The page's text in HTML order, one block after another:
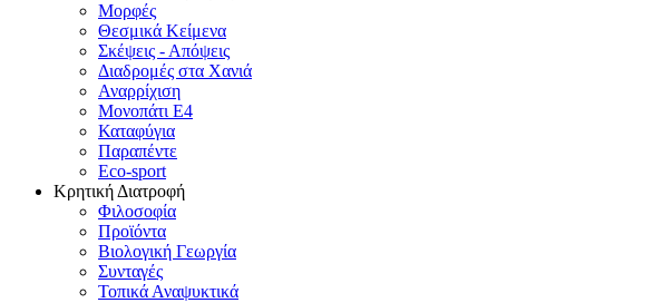
Μορφές
Θεσμικά Κείμενα
Σκέψεις - Απόψεις
Διαδρομές στα Χανιά
Αναρρίχιση
Μονοπάτι Ε4
Καταφύγια
Παραπέντε
Eco-sport
Κρητική Διατροφή
Φιλοσοφία
Προϊόντα
Βιολογική Γεωργία
Συνταγές
Τοπικά Αναψυκτικά